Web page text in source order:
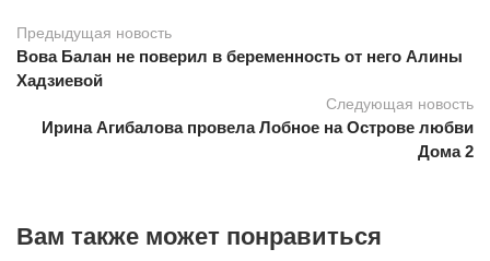
Предыдущая новость
Вова Балан не поверил в беременность от него Алины
Хадзиевой
Следующая новость
Ирина Агибалова провела Лобное на Острове любви
Дома 2
Вам также может понравиться